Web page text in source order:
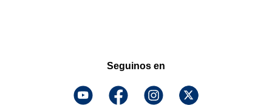
Seguinos en